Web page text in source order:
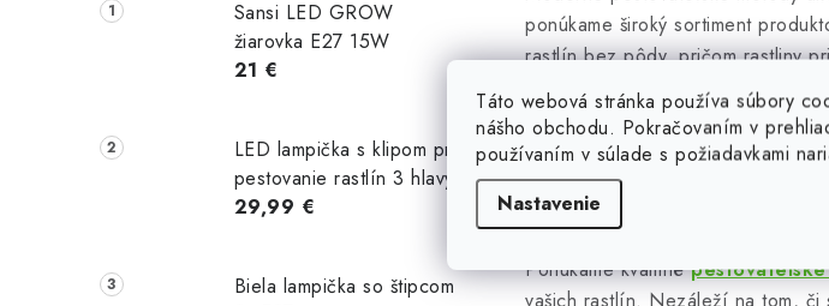
Táto webová stránka používa súbory
nášho obchodu. Pokračovaním v
používaním v súlade s požiadavkami
Nastavenie
Sansi LED GROW
žiarovka E27 15W
21 €
LED lampička s klipom pre
pestovanie rastlín 3 hlavy
29,99 €
Biela lampička so štipcom
c
i
e
p
r
v
k
ponúkame široký sortiment
rastlín bez pôdy, pričom rastliny
Naša ponuka v oblasti
začiatočníkov aj skúsených
v interiéri po celý rok, nezávisle
maximalizovať rastový potenciál
Ponúkame kvalitné